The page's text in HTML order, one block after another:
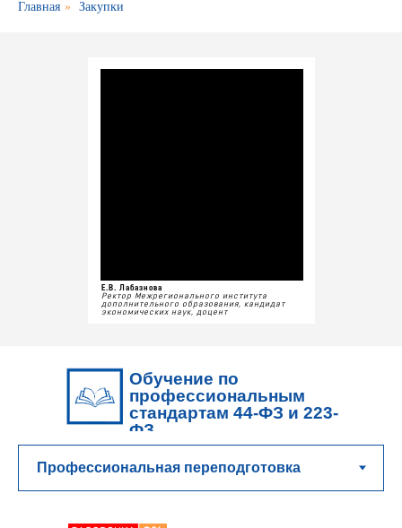
Главная » Закупки
Е.В. Лабазнова
Ректор Межрегионального института
дополнительного образования, кандидат
экономических наук, доцент
Обучение по
профессиональным
стандартам 44-ФЗ и 223-
ФЗ